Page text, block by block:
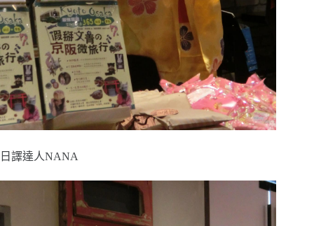
日譯達人NANA